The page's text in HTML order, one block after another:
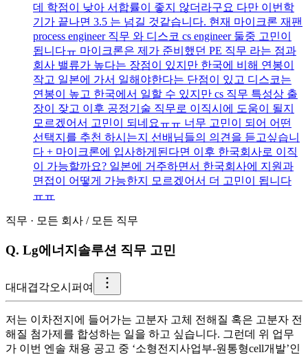
데 학점이 낮아 서합률이 좋지 않더라구요 다만 이번학
기가 끝나면 3.5 는 넘길 것같습니다. 현재 마이크론 재팬
process engineer 직무 와 디스코 cs engineer 둘중 고민이
됩니다ㅠ 마이크론은 제가 준비했던 PE 직무 라는 점과
회사 밸류가 높다는 장점이 있지만 한국에 비해 연봉이
작고 일본에 가서 일해야한다는 단점이 있고 디스코는
연봉이 높고 한국에서 일할 수 있지만 cs 직무 특성상 출
장이 잦고 이후 공정기술 직무로 이직시에 도움이 될지
모르겠어서 고민이 되네요ㅠㅠ 너무 고민이 되어 어떤
선택지를 추천 하시는지 선배님들의 의견을 듣고싶습니
다 + 마이크론에 입사하게된다면 이후 한국회사로 이직
이 가능할까요? 일본에 거주하면서 한국회사에 지원과
면접이 어떻게 가능한지 모르겠어서 더 고민이 됩니다
ㅠㅠ
직무 · 모든 회사 / 모든 직무
Q. Lg에너지솔루션 직무 고민
대대겹각오시퍼여
저는 이차전지에 들어가는 고분자 고체 전해질 혹은 고분자 전
해질 첨가제를 합성하는 일을 하고 싶습니다. 그런데 위 업무
가 이번 엔솔 채용 공고 중 ‘소형전지사업부-원통형cell개발’인